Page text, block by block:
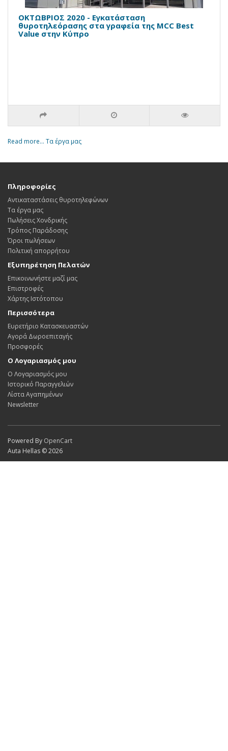
OKTΩΒΡΙΟΣ 2020 - Εγκατάσταση
θυροτηλεόρασης στα γραφεία της MCC Best
Value στην Κύπρο
Read more... Τα έργα μας
Πληροφορίες
Αντικαταστάσεις θυροτηλεφώνων
Τα έργα μας
Πωλήσεις Χονδρικής
Τρόπος Παράδοσης
Όροι πωλήσεων
Πολιτική απορρήτου
Εξυπηρέτηση Πελατών
Επικοινωνήστε μαζί μας
Επιστροφές
Χάρτης Ιστότοπου
Περισσότερα
Ευρετήριο Κατασκευαστών
Αγορά Δωροεπιταγής
Προσφορές
Ο Λογαριασμός μου
Ο Λογαριασμός μου
Ιστορικό Παραγγελιών
Λίστα Αγαπημένων
Newsletter
Powered By OpenCart
Auta Hellas © 2026